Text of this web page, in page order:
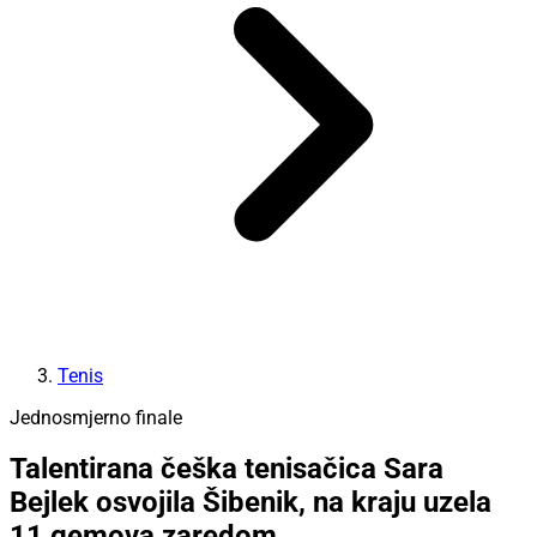
Tenis
Jednosmjerno finale
Talentirana češka tenisačica Sara
Bejlek osvojila Šibenik, na kraju uzela